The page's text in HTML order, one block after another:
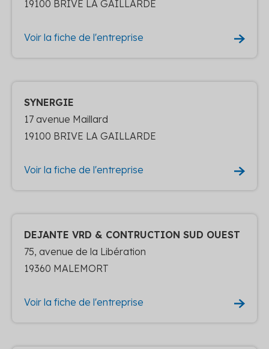
19100 BRIVE LA GAILLARDE
Voir la fiche de l'entreprise
SYNERGIE
17 avenue Maillard
19100 BRIVE LA GAILLARDE
Voir la fiche de l'entreprise
DEJANTE VRD & CONTRUCTION SUD OUEST
75, avenue de la Libération
19360 MALEMORT
Voir la fiche de l'entreprise